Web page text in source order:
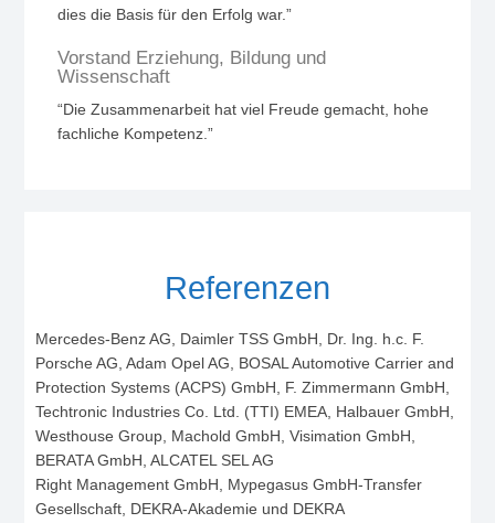
dies die Basis für den Erfolg war.”
Vorstand Erziehung, Bildung und
Wissenschaft
“Die Zusammenarbeit hat viel Freude gemacht, hohe
fachliche Kompetenz.”
Referenzen
Mercedes-Benz AG, Daimler TSS GmbH, Dr. Ing. h.c. F.
Porsche AG, Adam Opel AG, BOSAL Automotive Carrier and
Protection Systems (ACPS) GmbH, F. Zimmermann GmbH,
Techtronic Industries Co. Ltd. (TTI) EMEA, Halbauer GmbH,
Westhouse Group, Machold GmbH, Visimation GmbH,
BERATA GmbH, ALCATEL SEL AG
Right Management GmbH, Mypegasus GmbH-Transfer
Gesellschaft, DEKRA-Akademie und DEKRA